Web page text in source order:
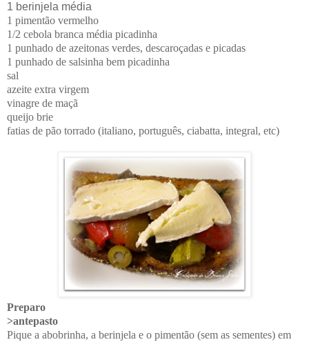
1 berinjela média
1 pimentão vermelho
1/2 cebola branca média picadinha
1 punhado de azeitonas verdes, descaroçadas e picadas
1 punhado de salsinha bem picadinha
sal
azeite extra virgem
vinagre de maçã
queijo brie
fatias de pão torrado (italiano, português, ciabatta, integral, etc)
Preparo
>antepasto
Pique a abobrinha, a berinjela e o pimentão (sem as sementes) em